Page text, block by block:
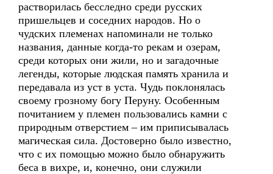
растворилась бесследно среди русских
пришельцев и соседних народов. Но о
чудских племенах напоминали не только
названия, данные когда-то рекам и озерам,
среди которых они жили, но и загадочные
легенды, которые людская память хранила и
передавала из уст в уста. Чудь поклонялась
своему грозному богу Перуну. Особенным
почитанием у племен пользовались камни с
природным отверстием – им приписывалась
магическая сила. Достоверно было известно,
что с их помощью можно было обнаружить
беса в вихре, и, конечно, они служили